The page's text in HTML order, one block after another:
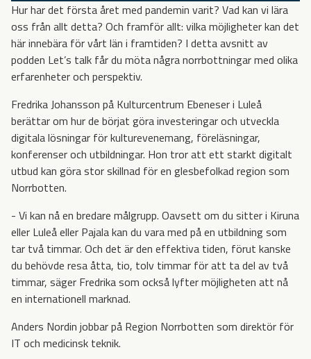
Hur har det första året med pandemin varit? Vad kan vi lära
oss från allt detta? Och framför allt: vilka möjligheter kan det
här innebära för vårt län i framtiden? I detta avsnitt av
podden Let’s talk får du möta några norrbottningar med olika
erfarenheter och perspektiv.
Fredrika Johansson på Kulturcentrum Ebeneser i Luleå
berättar om hur de börjat göra investeringar och utveckla
digitala lösningar för kulturevenemang, föreläsningar,
konferenser och utbildningar. Hon tror att ett starkt digitalt
utbud kan göra stor skillnad för en glesbefolkad region som
Norrbotten.
- Vi kan nå en bredare målgrupp. Oavsett om du sitter i Kiruna
eller Luleå eller Pajala kan du vara med på en utbildning som
tar två timmar. Och det är den effektiva tiden, förut kanske
du behövde resa åtta, tio, tolv timmar för att ta del av två
timmar, säger Fredrika som också lyfter möjligheten att nå
en internationell marknad.
Anders Nordin jobbar på Region Norrbotten som direktör för
IT och medicinsk teknik.